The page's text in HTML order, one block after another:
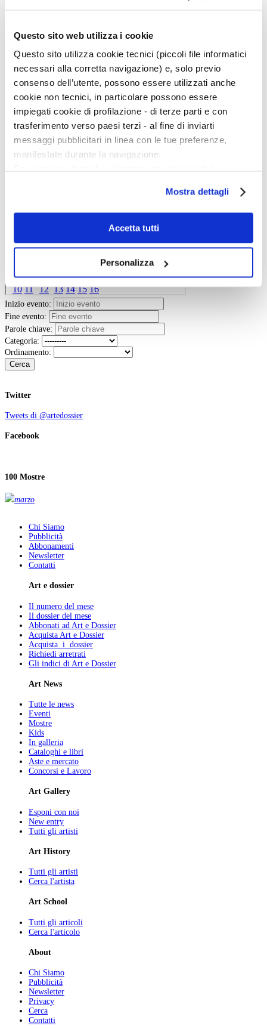
Questo sito web utilizza i cookie
Questo sito utilizza cookie tecnici (piccoli file informatici
necessari alla corretta navigazione) e, solo previo
consenso dell’utente, possono essere utilizzati anche
cookie non tecnici, in particolare possono essere
impiegati cookie di profilazione - di terze parti e con
trasferimento verso paesi terzi - al fine di inviarti
messaggi pubblicitari in linea con le tue preferenze,
manifestate durante la navigazione.
scelte privacy sui cookie, ti invitiamo a prendere visione
dell’informativa cookie.
Chiudendo il banner tramite la “X” prosegui la
navigazione senza alcuna profilazione e con installazione
il tuo consenso alla profilazione che potrai revocare in
Mostra dettagli
Accetta tutti
Personalizza
indietro
Menu Art e Dossier
Eventi
Mostre
Kids
In galleria
Cataloghi e libri
Aste e mercato
Concorsi e Lavoro
Scegli la data e imposta i filtri per ottimizzare la tua ricerca
Inizio evento:
Fine evento:
Parole chiave:
Categoria:
Ordinamento:
Cerca
Twitter
Tweets di @artedossier
Facebook
100 Mostre
marzo
Chi Siamo
Pubblicità
Abbonamenti
Newsletter
Contatti
Art e dossier
Il numero del mese
Il dossier del mese
Abbonati ad Art e Dossier
Acquista Art e Dossier
Acquista i dossier
Richiedi arretrati
Gli indici di Art e Dossier
Art News
Tutte le news
Eventi
Mostre
Kids
In galleria
Cataloghi e libri
Aste e mercato
Concorsi e Lavoro
Art Gallery
Esponi con noi
New entry
Tutti gli artisti
Art History
Tutti gli artisti
Cerca l'artista
Art School
Tutti gli articoli
Cerca l'articolo
About
Chi Siamo
Pubblicità
Newsletter
Privacy
Cerca
Contatti